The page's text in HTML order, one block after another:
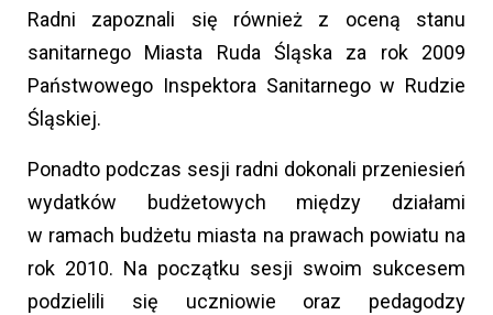
Radni zapoznali się również z oceną stanu
sanitarnego Miasta Ruda Śląska za rok 2009
Państwowego Inspektora Sanitarnego w Rudzie
Śląskiej.
Ponadto podczas sesji radni dokonali przeniesień
wydatków budżetowych między działami
w ramach budżetu miasta na prawach powiatu na
rok 2010. Na początku sesji swoim sukcesem
podzielili się uczniowie oraz pedagodzy